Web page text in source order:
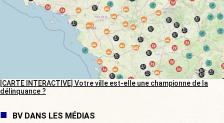
[CARTE INTERACTIVE] Votre ville est-elle une championne de la
délinquance ?
BV DANS LES MÉDIAS